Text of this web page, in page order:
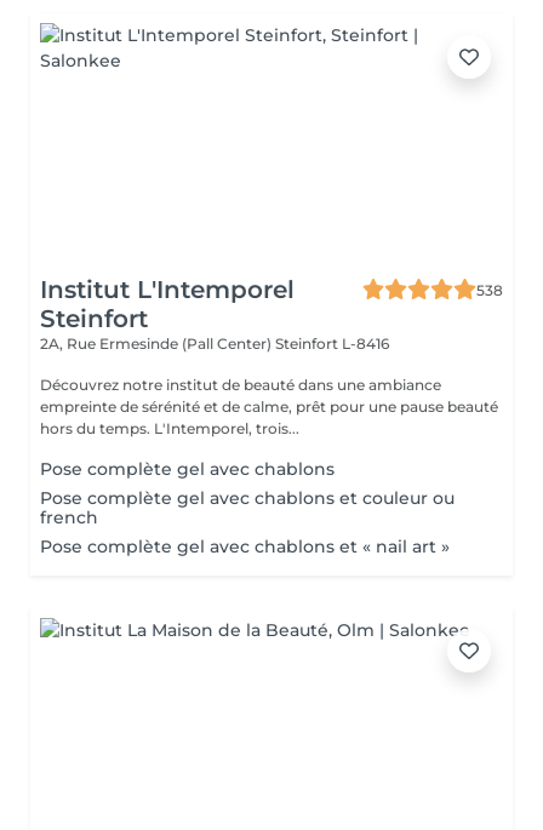
Institut L'Intemporel
Steinfort
538
2A, Rue Ermesinde (Pall Center) Steinfort L-8416
Découvrez notre institut de beauté dans une ambiance
empreinte de sérénité et de calme, prêt pour une pause beauté
hors du temps. L'Intemporel, trois...
Pose complète gel avec chablons
Pose complète gel avec chablons et couleur ou
french
Pose complète gel avec chablons et « nail art »